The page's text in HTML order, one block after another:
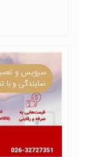
سرویس و تعمیر
نمایندگی و